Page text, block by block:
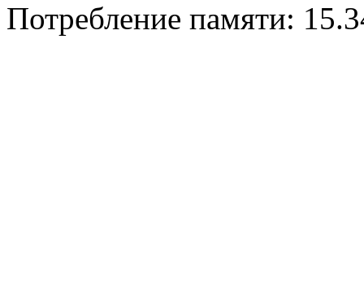
Потребление памяти: